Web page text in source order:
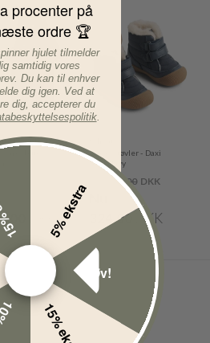
Flyverdragt
Greyblue
Vinterstøvler - Daxi
Tex - Navy
649,00 DKK
324,00 DKK
procenter på
ordre 🏆
hjulet tilmelder
samtidig vores
Du kan til enhver
dig igen. Ved at
dig, accepterer du
.
5% ekstra
Øv!